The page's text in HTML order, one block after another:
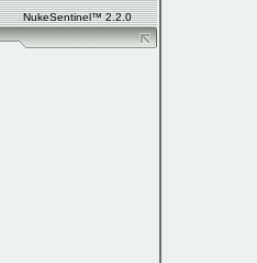
NukeSentinel™ 2.2.0